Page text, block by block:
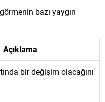
bazı yaygın
Açıklama
bir değişim olacağını